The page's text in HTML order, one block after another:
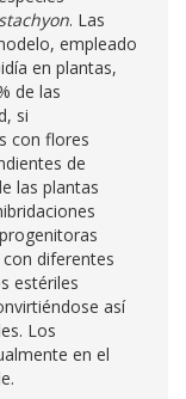
. Las
empleado
en plantas,
de las
si
con flores
de
las plantas
diferentes
estériles
así
Los
en el